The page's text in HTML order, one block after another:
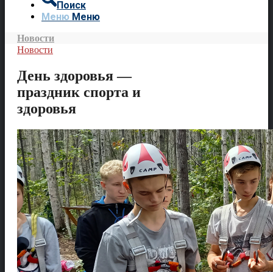
Поиск
Меню Меню
Новости
Новости
День здоровья —
праздник спорта и
здоровья